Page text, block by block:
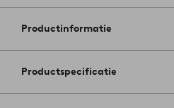
Productinformatie
Productspecificatie